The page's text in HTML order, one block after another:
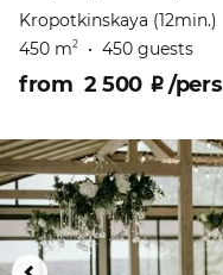
Kropotkinskaya (12min.)
450 m2 • 450 guests
from 2 500 ₽/pers